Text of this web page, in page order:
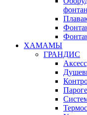
ХАМАМЫ
ГРАНДИС